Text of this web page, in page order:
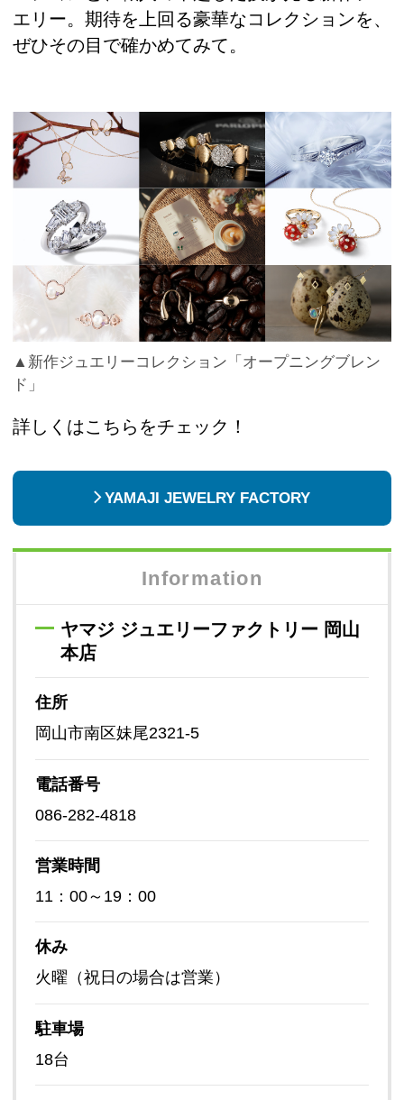
エリー。期待を上回る豪華なコレクションを、
ぜひその目で確かめてみて。
▲新作ジュエリーコレクション「オープニングブレン
ド」
詳しくはこちらをチェック！
YAMAJI JEWELRY FACTORY
Information
ヤマジ ジュエリーファクトリー 岡山
本店
住所
岡山市南区妹尾2321-5
電話番号
086-282-4818
営業時間
11：00～19：00
休み
火曜（祝日の場合は営業）
駐車場
18台